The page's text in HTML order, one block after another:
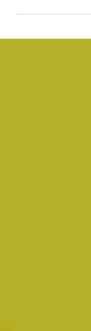
17 oktober